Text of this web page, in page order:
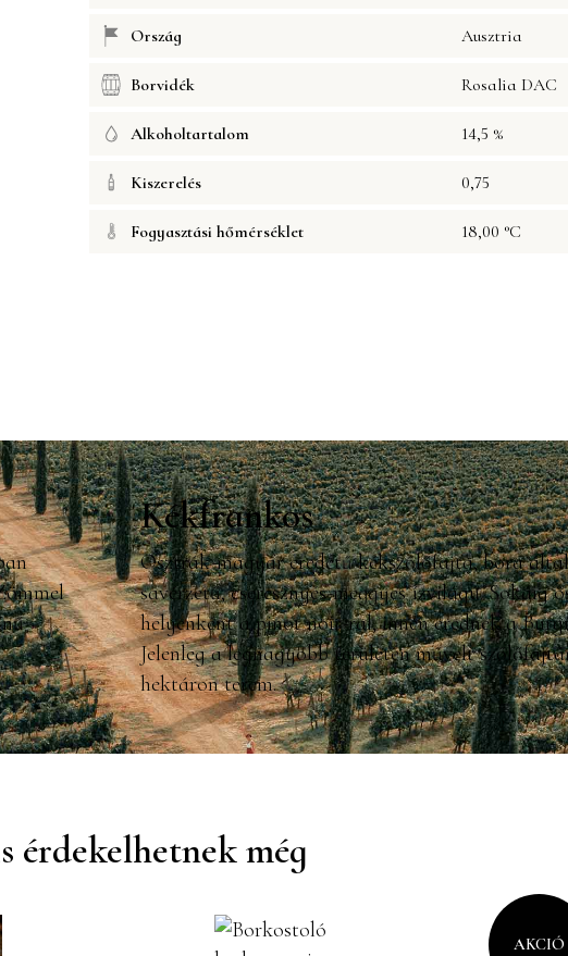
Ország Ausztria
Borvidék Rosalia DAC
Alkoholtartalom 14,5 %
Kiszerelés 0,75
Fogyasztási hőmérséklet 18,00 °C
Kékfrankos
Osztrák-magyar eredetű kékszőlőfajta, bora
savérzetű, cseresznyés-meggyes ízvilágú. Sokáig
helyenként a pinot noir-ral, innen erednek a
Jelenleg a legnagyobb területen művelt
hektáron terem.
érdekelhetnek még
AKCIÓ